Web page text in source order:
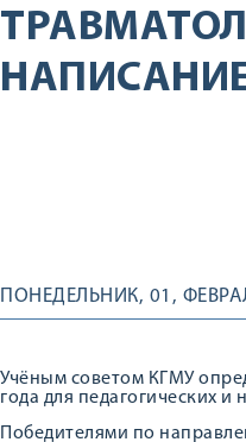
ПОНЕДЕЛЬНИК, 01,
Учёным советом КГМУ
года для педагогических
Победителями по